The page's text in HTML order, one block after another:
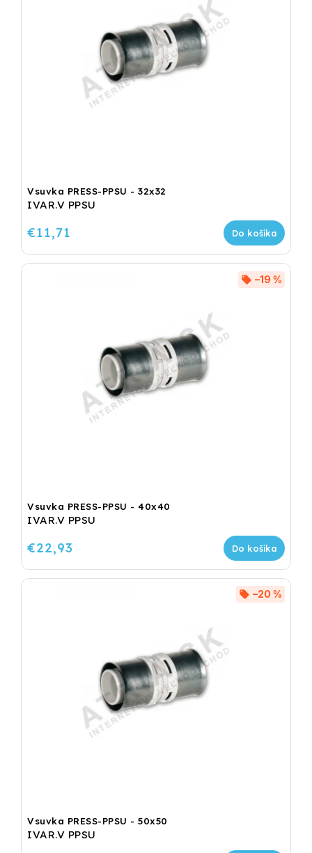
Vsuvka PRESS-PPSU - 32x32
IVAR.V PPSU
€11,71 Do košíka
Vsuvka PRESS-PPSU - 40x40
IVAR.V PPSU
–19 %
€22,93 Do košíka
Vsuvka PRESS-PPSU - 50x50
IVAR.V PPSU
–20 %